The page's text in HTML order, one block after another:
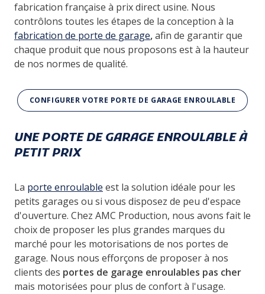
fabrication française à prix direct usine. Nous
contrôlons toutes les étapes de la conception à la
fabrication de porte de garage,afin de garantir que
chaque produit que nous proposons est à la hauteur
de nos normes de qualité.
CONFIGURER VOTRE PORTE DE GARAGE ENROULABLE
UNE PORTE DE GARAGE ENROULABLE À
PETIT PRIX
La porte enroulable est la solution idéale pour les
petits garages ou si vous disposez de peu d'espace
d'ouverture. Chez AMC Production, nous avons fait le
choix de proposer les plus grandes marques du
marché pour les motorisations de nos portes de
garage. Nous nous efforçons de proposer à nos
clients des portes de garage enroulables pas cher
mais motorisées pour plus de confort à l'usage.